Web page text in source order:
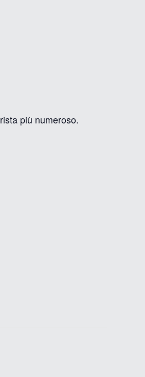
più numeroso.